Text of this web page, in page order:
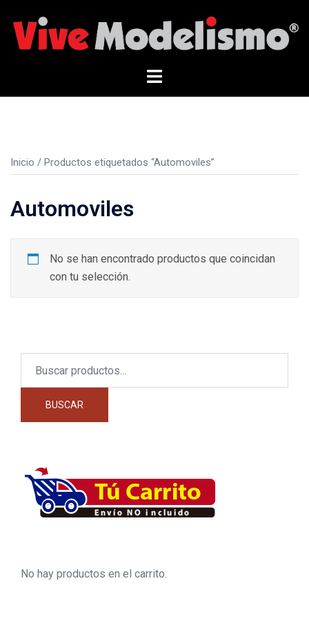
contenido
Alternar
Inicio / Productos etiquetados “Automoviles”
Automoviles
No se han encontrado productos que coincidan
con tu selección.
por:
BUSCAR
No hay productos en el carrito.